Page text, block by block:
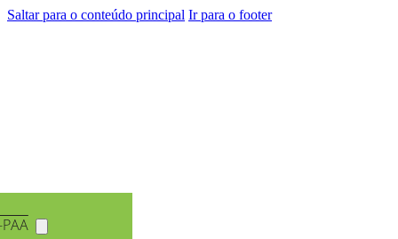
Saltar para o conteúdo principal Ir para o footer